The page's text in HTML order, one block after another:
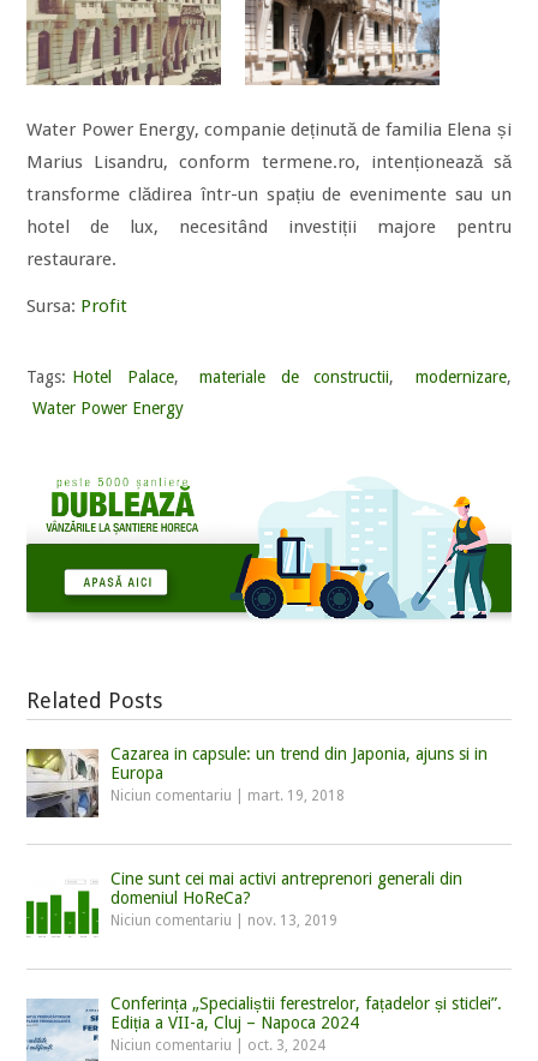
Water Power Energy, companie deținută de familia Elena și
Marius Lisandru, conform termene.ro, intenționează să
transforme clădirea într-un spațiu de evenimente sau un
hotel de lux, necesitând investiții majore pentru
restaurare.
Sursa: Profit
Tags: Hotel Palace, materiale de constructii, modernizare,
Water Power Energy
Related Posts
Cazarea in capsule: un trend din Japonia, ajuns si in
Europa
Niciun comentariu mart. 19, 2018
Cine sunt cei mai activi antreprenori generali din
domeniul HoReCa?
Niciun comentariu nov. 13, 2019
Conferința „Specialiștii ferestrelor, fațadelor și sticlei”.
Ediția a VII-a, Cluj – Napoca 2024
Niciun comentariu oct. 3, 2024